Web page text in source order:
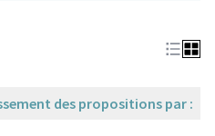
des propositions par :